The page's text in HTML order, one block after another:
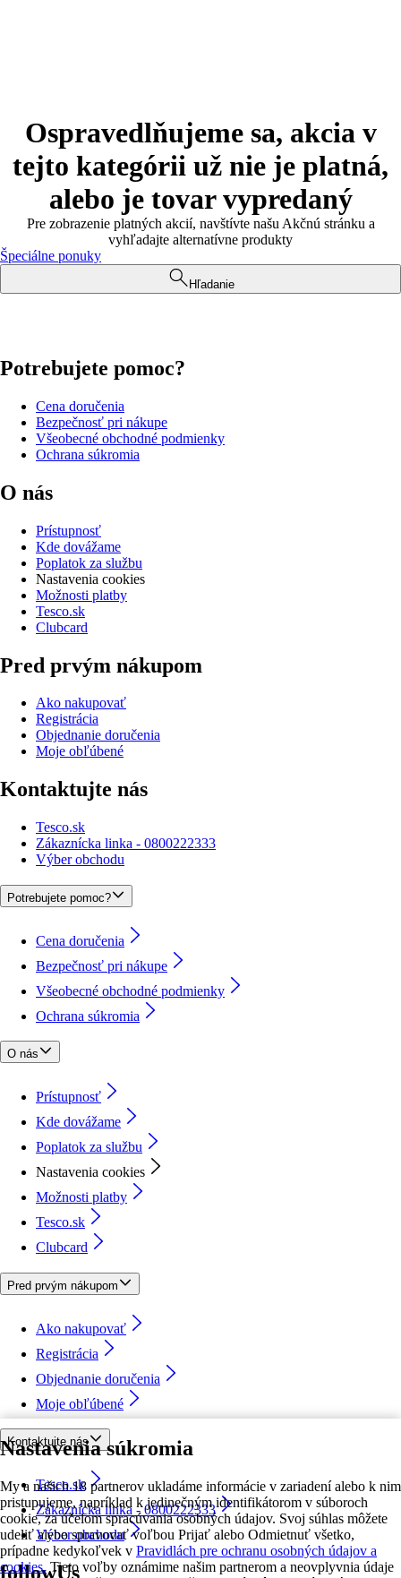
Nastavenia súkromia
My a našich 18 partnerov ukladáme informácie v zariadení alebo k nim
pristupujeme, napríklad k jedinečným identifikátorom v súboroch
cookie, za účelom spracúvania osobných údajov. Svoj súhlas môžete
udeliť alebo spravovať voľbou Prijať alebo Odmietnuť všetko,
prípadne kedykoľvek v Pravidlách pre ochranu osobných údajov a
cookies. Tieto voľby oznámime našim partnerom a neovplyvnia údaje
Ospravedlňujeme sa, akcia v
tejto kategórii už nie je platná,
alebo je tovar vypredaný
Pre zobrazenie platných akcií, navštívte našu Akčnú stránku a
vyhľadajte alternatívne produkty
Špeciálne ponuky
Hľadanie
Potrebujete pomoc?
Cena doručenia
Bezpečnosť pri nákupe
Všeobecné obchodné podmienky
Ochrana súkromia
O nás
Prístupnosť
Kde dovážame
Poplatok za službu
Nastavenia cookies
Možnosti platby
Tesco.sk
Clubcard
Pred prvým nákupom
Ako nakupovať
Registrácia
Objednanie doručenia
Moje obľúbené
Kontaktujte nás
Tesco.sk
Zákaznícka linka - 0800222333
Výber obchodu
Potrebujete pomoc?
Cena doručenia
Bezpečnosť pri nákupe
Všeobecné obchodné podmienky
Ochrana súkromia
O nás
Prístupnosť
Kde dovážame
Poplatok za službu
Nastavenia cookies
Možnosti platby
Tesco.sk
Clubcard
Pred prvým nákupom
Ako nakupovať
Registrácia
Objednanie doručenia
Moje obľúbené
Kontaktujte nás
Tesco.sk
Zákaznícka linka - 0800222333
Výber obchodu
followUs